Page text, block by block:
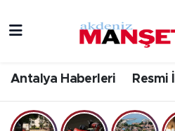
Antalya Haberleri Resmi
Bilim & Teknoloji
Eğitim
Antalya Hava Durumu
Antalya Namaz Vakitleri